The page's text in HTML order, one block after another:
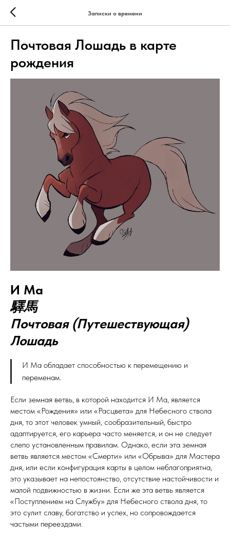
Записки о времени
Почтовая Лошадь в карте
рождения
И Ма
驛馬
Почтовая (Путешествующая)
Лошадь
И Ма обладает способностью к перемещению и
переменам.
Если земная ветвь, в которой находится И Ма, является
местом «Рождения» или «Расцвета» для Небесного ствола
дня, то этот человек умный, сообразительный, быстро
адаптируется, его карьера часто меняется, и он не следует
слепо установленным правилам. Однако, если эта земная
ветвь является местом «Смерти» или «Обрыва» для Мастера
дня, или если конфигурация карты в целом неблагоприятна,
это указывает на непостоянство, отсутствие настойчивости и
малой подвижностью в жизни. Если же эта ветвь является
«Поступлением на Службу» для Небесного ствола дня, то
это сулит славу, богатство и успех, но сопровождается
частыми переездами.